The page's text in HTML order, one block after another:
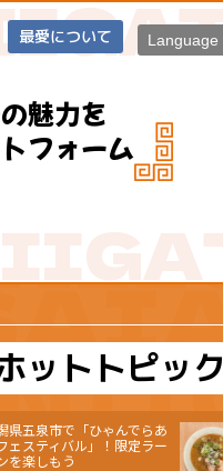
最愛について
魅力を
フォーム
ットトピック
県五泉市で「ひゃんでらあ
ェスティバル」！限定ラー
を楽しもう